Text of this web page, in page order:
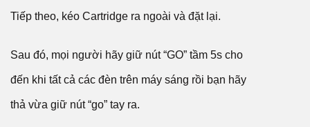
Tiếp theo, kéo Cartridge ra ngoài và đặt lại.
Sau đó, mọi người hãy giữ nút “GO” tầm 5s cho
đến khi tất cả các đèn trên máy sáng rồi bạn hãy
thả vừa giữ nút “go” tay ra.